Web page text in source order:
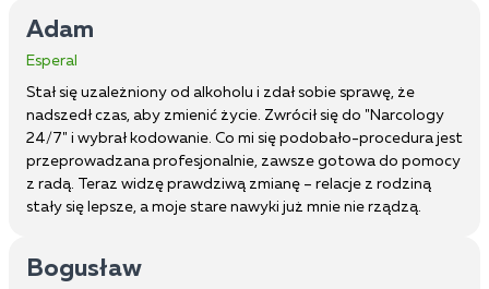
Adam
Esperal
Stał się uzależniony od alkoholu i zdał sobie sprawę, że
nadszedł czas, aby zmienić życie. Zwrócił się do "Narcology
24/7" i wybrał kodowanie. Co mi się podobało-procedura jest
przeprowadzana profesjonalnie, zawsze gotowa do pomocy
z radą. Teraz widzę prawdziwą zmianę – relacje z rodziną
stały się lepsze, a moje stare nawyki już mnie nie rządzą.
Bogusław